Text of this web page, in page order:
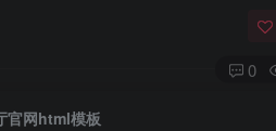
0
官网html模板